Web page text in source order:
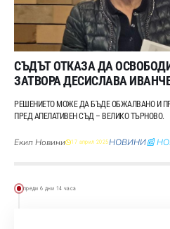
СЪДЪТ ОТКАЗА ДА
ЗАТВОРА ДЕСИСЛАВА
РЕШЕНИЕТО МОЖЕ ДА БЪДЕ ОБЖАЛВАНО И
ПРЕД АПЕЛАТИВЕН СЪД – ВЕЛИКО ТЪРНОВО.
Екип Новини 17 април 2025НОВИНИ📰
преди 6 дни 14 часа